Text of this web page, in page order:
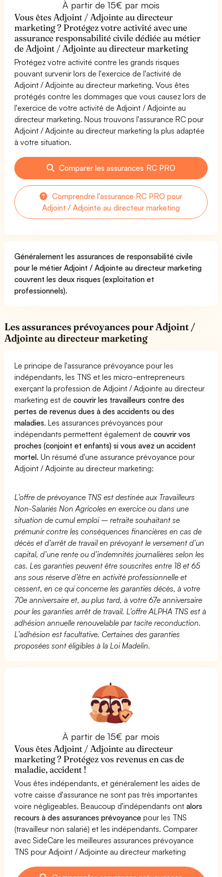
À partir de 15€ par mois
Vous êtes Adjoint / Adjointe au directeur
marketing ? Protégez votre activité avec une
assurance responsabilité civile dédiée au métier
de Adjoint / Adjointe au directeur marketing
Protégez votre activité contre les grands risques
pouvant survenir lors de l'exercice de l'activité de
Adjoint / Adjointe au directeur marketing. Vous êtes
protégés contre les dommages que vous causez lors de
l'exercice de votre activité de Adjoint / Adjointe au
directeur marketing. Nous trouvons l'assurance RC pour
Adjoint / Adjointe au directeur marketing la plus adaptée
à votre situation.
Comparer les assurances RC PRO
Comprendre l'assurance RC PRO pour
Adjoint / Adjointe au directeur marketing
Généralement les assurances de responsabilité civile
pour le métier Adjoint / Adjointe au directeur marketing
couvrent les deux risques (exploitation et
professionnels).
Les assurances prévoyances pour Adjoint /
Adjointe au directeur marketing
Le principe de l'assurance prévoyance pour les
indépendants, les TNS et les micro-entrepreneurs
exerçant la profession de Adjoint / Adjointe au directeur
marketing est decouvrir les travailleurs contre des
pertes de revenus dues à des accidents ou des
maladies. Les assurances prévoyances pour
indépendants permettent également decouvrir vos
proches (conjoint et enfants) si vous avez un accident
mortel. Un résumé d'une assurance prévoyance pour
Adjoint / Adjointe au directeur marketing:
L’offre de prévoyance TNS est destinée aux Travailleurs
Non-Salariés Non Agricoles en exercice ou dans une
situation de cumul emploi – retraite souhaitant se
prémunir contre les conséquences financières en cas de
décès et d’arrêt de travail en prévoyant le versement d’un
capital, d’une rente ou d’indemnités journalières selon les
cas. Les garanties peuvent être souscrites entre 18 et 65
ans sous réserve d’être en activité professionnelle et
cessent, en ce qui concerne les garanties décès, à votre
70e anniversaire et, au plus tard, à votre 67e anniversaire
pour les garanties arrêt de travail. L’offre ALPHA TNS est à
adhésion annuelle renouvelable par tacite reconduction.
L’adhésion est facultative. Certaines des garanties
proposées sont éligibles à la Loi Madelin.
À partir de 15€ par mois
Vous êtes Adjoint / Adjointe au directeur
marketing ? Protégez vos revenus en cas de
maladie, accident !
Vous êtes indépendants, et généralement les aides de
votre caisse d'assurance ne sont pas très importantes
voire négligeables. Beaucoup d'indépendants ontalors
recours à des assurances prévoyance pour les TNS
(travailleur non salarié) et les indépendants. Comparer
avec SideCare les meilleures assurances prévoyance
TNS pour Adjoint / Adjointe au directeur marketing